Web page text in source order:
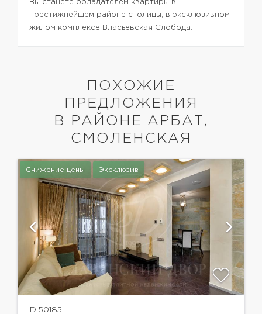
Вы станете обладателем квартиры в
престижнейшем районе столицы, в эксклюзивном
жилом комплексе Власьевская Слобода.
ПОХОЖИЕ
ПРЕДЛОЖЕНИЯ
В РАЙОНЕ АРБАТ,
СМОЛЕНСКАЯ
Снижение цены Эксклюзив
ID 50185